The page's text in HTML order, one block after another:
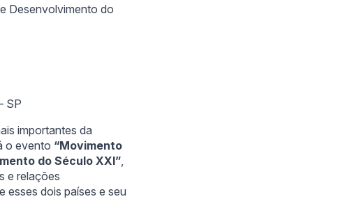
Desenvolvimento do
SP
importantes da
o evento “Movimento
do Século XXI”
e relações
esses dois países e seu